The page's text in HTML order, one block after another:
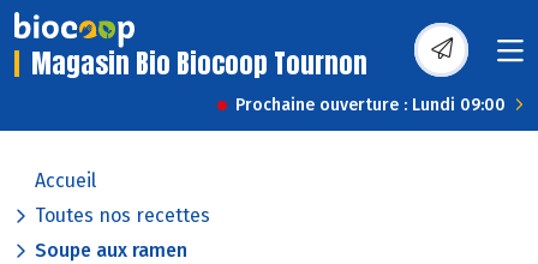
Magasin Bio Biocoop Tournon
Prochaine ouverture : Lundi 09:00
Accueil
Toutes nos recettes
Soupe aux ramen